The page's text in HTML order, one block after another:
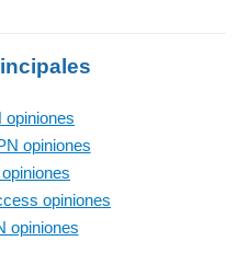
opiniones
opiniones
opiniones
opiniones